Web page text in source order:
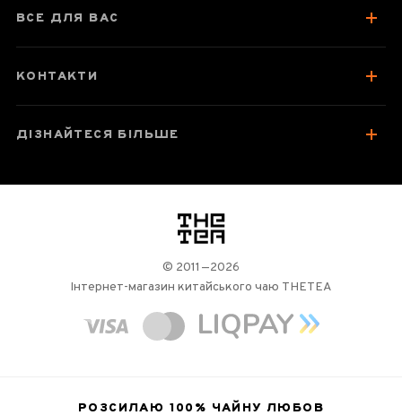
Посуд для заварювання
ВСЕ ДЛЯ ВАС
КОНТАКТИ
ДІЗНАЙТЕСЯ БІЛЬШЕ
логотип
© 2011—2026
Інтернет-магазин китайського чаю THETEA
РОЗСИЛАЮ 100% ЧАЙНУ ЛЮБОВ